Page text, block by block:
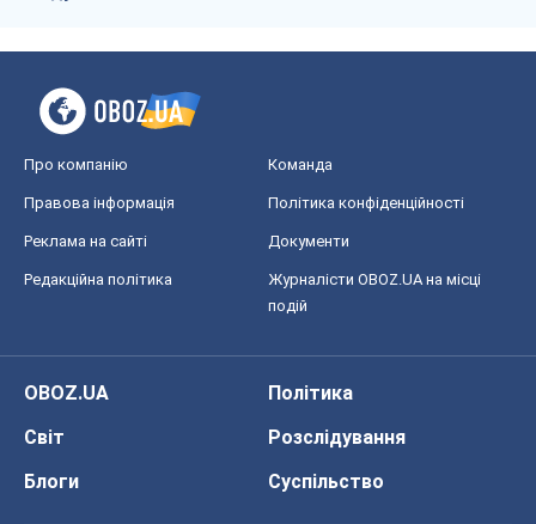
Про компанію Команда
Правова інформація Політика конфіденційності
Реклама на сайті Документи
Редакційна політика
Журналісти OBOZ.UA на місці
подій
OBOZ.UA
Політика
Світ
Розслідування
Блоги
Суспільство